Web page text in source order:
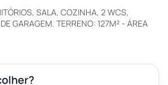
SALA, COZINHA, 2 WCS,
GARAGEM. TERRENO: 127M² - ÁREA